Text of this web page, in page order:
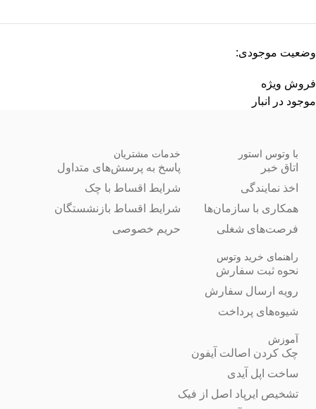
وضعیت موجودی:
فروش ویژه
موجود در انبار
با وتوس استور
اتاق خبر
اخذ نمایندگی
همکاری با سازمان‌ها
فرصت‌های شغلی
خدمات مشتریان
پاسخ به پرسش‌های متداول
شرایط اقساط با چک
شرایط اقساط بازنشستگان
حریم خصوصی
راهنمای خرید وتوس
نحوه ثبت سفارش
رویه ارسال سفارش
شیوه‌های پرداخت
آموزش
چک کردن اصالت آیفون
ساخت اپل آیدی
تشخیص ایرپاد اصل از فیک